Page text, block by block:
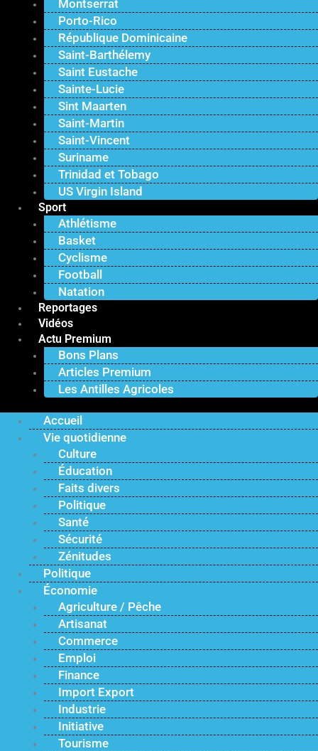
Montserrat
Porto-Rico
République Dominicaine
Saint-Barthélemy
Saint Eustache
Sainte-Lucie
Sint Maarten
Saint-Martin
Saint-Vincent
Suriname
Trinidad et Tobago
US Virgin Island
Sport
Athlétisme
Basket
Cyclisme
Football
Natation
Reportages
Vidéos
Actu Premium
Bons Plans
Articles Premium
Les Antilles Agricoles
Accueil
Vie quotidienne
Culture
Éducation
Faits divers
Politique
Santé
Sécurité
Zénitudes
Politique
Économie
Agriculture / Pêche
Artisanat
Commerce
Emploi
Finance
Import Export
Industrie
Initiative
Tourisme